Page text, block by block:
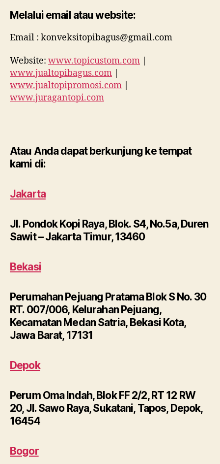
Melalui email atau website:
Email : konveksitopibagus@gmail.com
Website: www.topicustom.com
www.jualtopibagus.com
www.jualtopipromosi.com
www.juragantopi.com
Atau Anda dapat berkunjung ke tempat
kami di:
Jakarta
Jl. Pondok Kopi Raya, Blok. S4, No.5a, Duren
Sawit – Jakarta Timur, 13460
Bekasi
Perumahan Pejuang Pratama Blok S No. 30
RT. 007/006, Kelurahan Pejuang,
Kecamatan Medan Satria, Bekasi Kota,
Jawa Barat, 17131
Depok
Perum Oma Indah, Blok FF 2/2, RT 12 RW
20, Jl. Sawo Raya, Sukatani, Tapos, Depok,
16454
Bogor